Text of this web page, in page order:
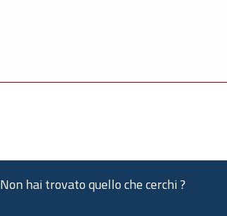
Non hai trovato quello che cerchi ?